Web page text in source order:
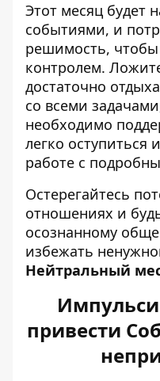
Этот месяц будет
событиями, и
решимость,
контролем.
достаточно
со всеми
необходимо
легко оступиться
работе с
Остерегайтесь
отношениях и
осознанному
избежать
Нейтральный
привести